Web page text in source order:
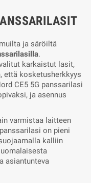
ja säröiltä
.
karkaistut lasit,
että kosketusherkkyys
CE5 5G panssarilasi
ja asennus
varmistaa laitteen
on pieni
kalliin
asiantunteva